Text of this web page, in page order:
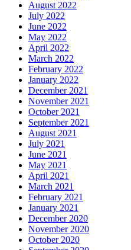
August 2022
July 2022
June 2022
May 2022
April 2022
March 2022
February 2022
January 2022
December 2021
November 2021
October 2021
September 2021
August 2021
July 2021
June 2021
May 2021
April 2021
March 2021
February 2021
January 2021
December 2020
November 2020
October 2020